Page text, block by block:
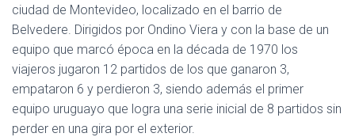
ciudad de Montevideo, localizado en el barrio de
Belvedere. Dirigidos por Ondino Viera y con la base de un
equipo que marcó época en la década de 1970 los
viajeros jugaron 12 partidos de los que ganaron 3,
empataron 6 y perdieron 3, siendo además el primer
equipo uruguayo que logra una serie inicial de 8 partidos sin
perder en una gira por el exterior.